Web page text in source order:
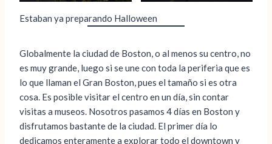
Estaban ya preparando Halloween
Globalmente la ciudad de Boston, o al menos su centro, no
es muy grande, luego si se une con toda la periferia que es
lo que llaman el Gran Boston, pues el tamaño si es otra
cosa. Es posible visitar el centro en un día, sin contar
visitas a museos. Nosotros pasamos 4 días en Boston y
disfrutamos bastante de la ciudad. El primer día lo
dedicamos enteramente a explorar todo el downtown y